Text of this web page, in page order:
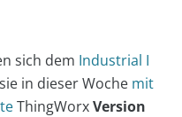
sich dem Industrial I
in dieser Woche mit
ThingWorxVersion